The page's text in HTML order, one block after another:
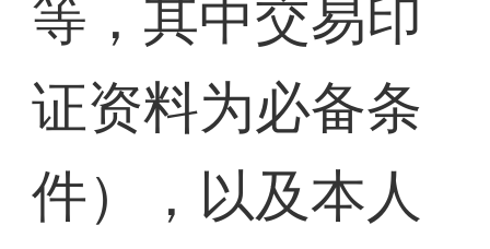
等，其中交易印
证资料为必备条
件），以及本人